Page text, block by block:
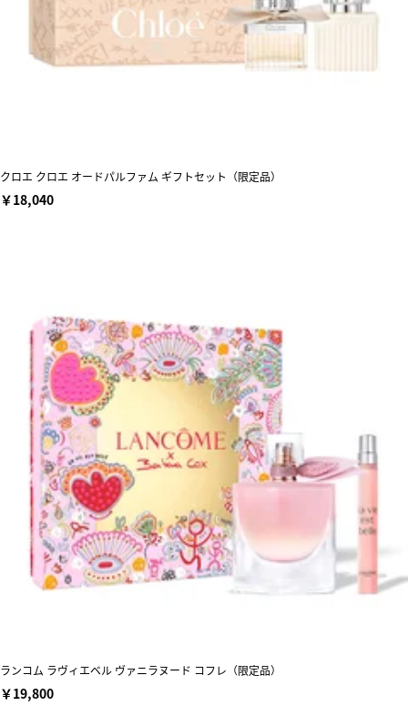
クロエ クロエ オードパルファム ギフトセット（限定品）
￥18,040
ランコム ラヴィエベル ヴァニラヌード コフレ（限定品）
￥19,800